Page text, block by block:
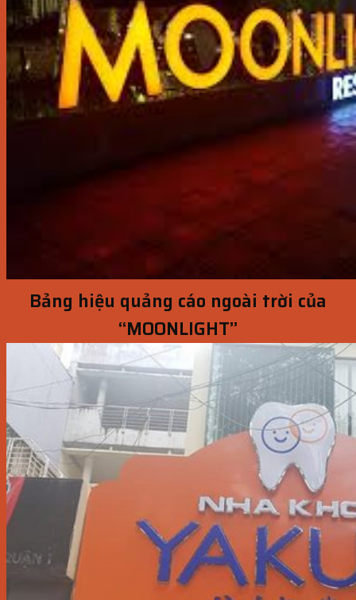
Bảng hiệu quảng cáo ngoài trời của
“MOONLIGHT”